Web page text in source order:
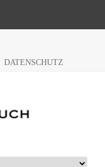
DATENSCHUTZ